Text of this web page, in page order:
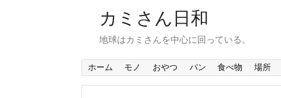
カミさん日和
地球はカミさんを中心に回っている。
ホーム モノ おやつ パン 食べ物 場所